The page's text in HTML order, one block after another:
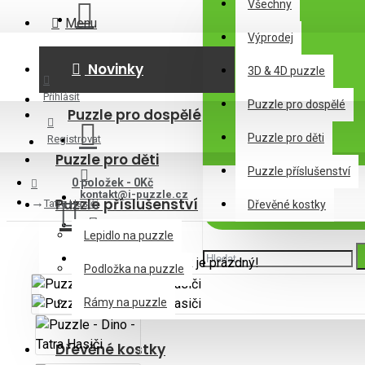
kontakt@i-puzzle.cz
Všechny
Výprodej
3D & 4D puzzle
Puzzle pro dospělé
Puzzle pro děti
Puzzle příslušenství
Dřevěné kostky
0 položek - 0Kč
Váš nákupní košík je prázdný!
Menu
Novinky
Puzzle pro dospělé
Puzzle pro děti
Puzzle příslušenství
Lepidlo na puzzle
Podložka na puzzle
Rámy na puzzle
Dřevěné kostky
Přihlásit
Registrovat
Tatra Hasiči